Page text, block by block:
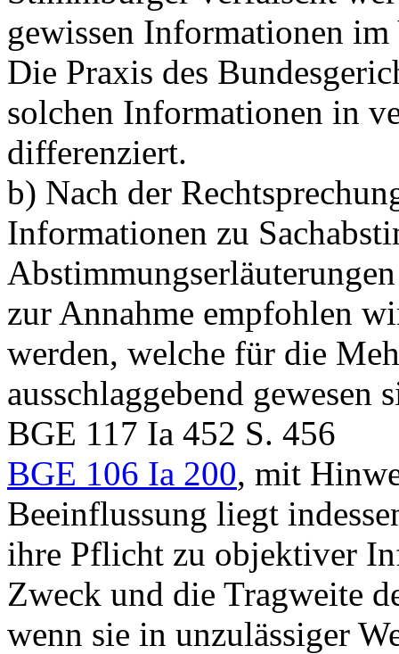
gewissen Informationen
Die Praxis des
solchen Informationen in
differenziert.
b) Nach der
Informationen zu
zur Annahme empfohlen
werden, welche für die
ausschlaggebend gewesen
BGE 117 Ia 452 S. 456
BGE 106 Ia 200, mit
Beeinflussung liegt
ihre Pflicht zu objektiver
Zweck und die Tragweite
wenn sie in unzulässiger